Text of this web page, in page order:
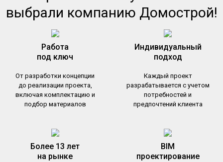
выбрали компанию Домострой!
Работа
под ключ
От разработки концепции
до реализации проекта,
включая комплектацию и
подбор материалов
Индивидуальный
подход
Каждый проект
разрабатывается с учетом
потребностей и
предпочтений клиента
Более 13 лет
на рынке
BIM
проектирование